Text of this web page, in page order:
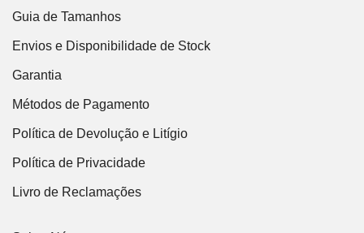
Guia de Tamanhos
Envios e Disponibilidade de Stock
Garantia
Métodos de Pagamento
Política de Devolução e Litígio
Política de Privacidade
Livro de Reclamações